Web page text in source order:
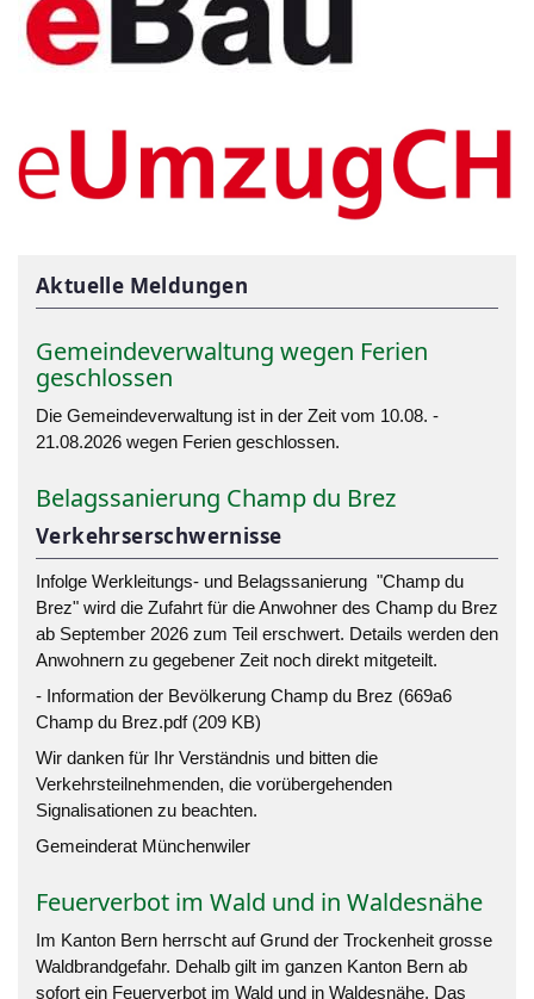
Aktuelle Meldungen
Gemeindeverwaltung wegen Ferien
geschlossen
Die Gemeindeverwaltung ist in der Zeit vom 10.08. -
21.08.2026 wegen Ferien geschlossen.
Belagssanierung Champ du Brez
Verkehrserschwernisse
Infolge Werkleitungs- und Belagssanierung "Champ du
Brez" wird die Zufahrt für die Anwohner des Champ du Brez
ab September 2026 zum Teil erschwert. Details werden den
Anwohnern zu gegebener Zeit noch direkt mitgeteilt.
- Information der Bevölkerung Champ du Brez (669a6
Champ du Brez.pdf (209 KB)
Wir danken für Ihr Verständnis und bitten die
Verkehrsteilnehmenden, die vorübergehenden
Signalisationen zu beachten.
Gemeinderat Münchenwiler
Feuerverbot im Wald und in Waldesnähe
Im Kanton Bern herrscht auf Grund der Trockenheit grosse
Waldbrandgefahr. Dehalb gilt im ganzen Kanton Bern ab
sofort ein Feuerverbot im Wald und in Waldesnähe. Das